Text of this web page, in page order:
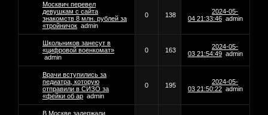
Москвич перевел
девушкам с сайта
знакомств 8 млн. рублей за
«тройничок admin
0 138
2024-05-
04 21:33:46 admin
Школьников занесут в
«цифровой военкомат»
admin
0 163
2024-05-
03 21:54:49 admin
Врачи вступились за
педиатра, которую
отправили в СИЗО за
«фейки об ар admin
0 195
2024-05-
03 21:50:22 admin
В Москве задержали